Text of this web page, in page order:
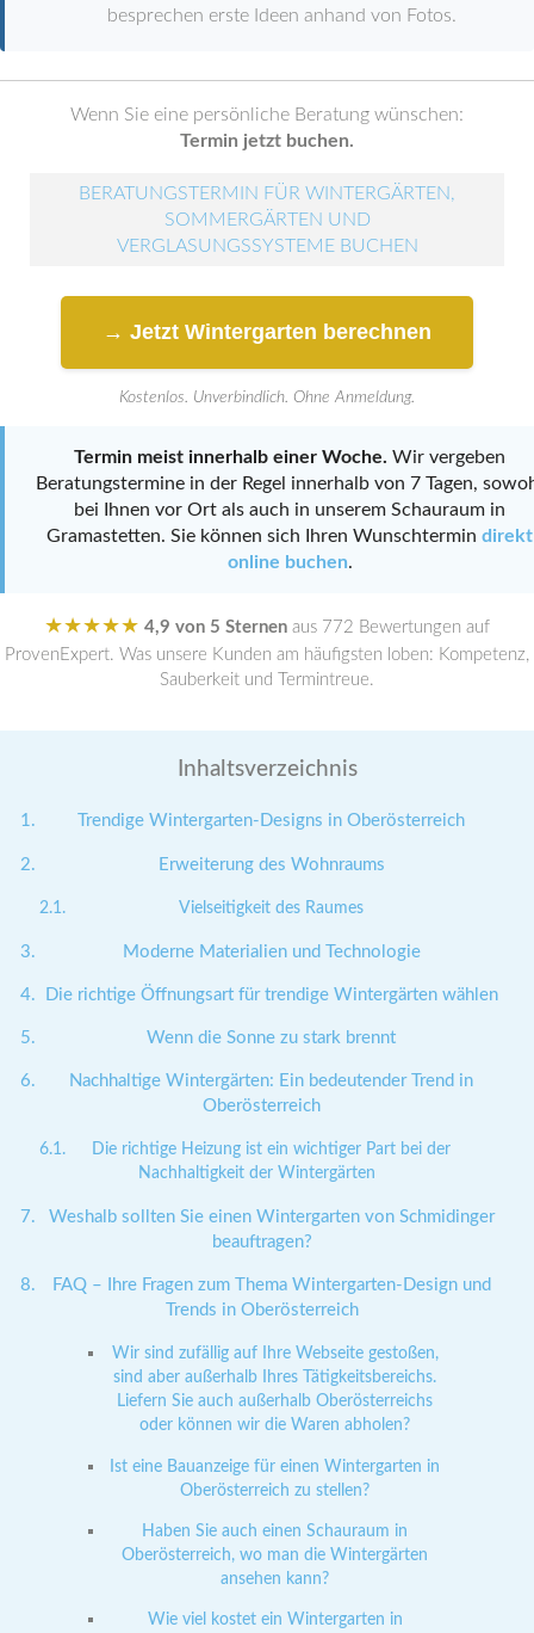
besprechen erste Ideen anhand von Fotos.
Wenn Sie eine persönliche Beratung wünschen:
Termin jetzt buchen.
BERATUNGSTERMIN FÜR WINTERGÄRTEN,
SOMMERGÄRTEN UND
VERGLASUNGSSYSTEME BUCHEN
→ Jetzt Wintergarten berechnen
Kostenlos. Unverbindlich. Ohne Anmeldung.
Termin meist innerhalb einer Woche. Wir vergeben
Beratungstermine in der Regel innerhalb von 7 Tagen,
bei Ihnen vor Ort als auch in unserem Schauraum in
Gramastetten. Sie können sich Ihren Wunschtermin direkt
online buchen.
★★★★★ 4,9 von 5 Sternen aus 772 Bewertungen auf
ProvenExpert. Was unsere Kunden am häufigsten loben: Kompetenz,
Sauberkeit und Termintreue.
Inhaltsverzeichnis
Trendige Wintergarten-Designs in Oberösterreich
Erweiterung des Wohnraums
Vielseitigkeit des Raumes
Moderne Materialien und Technologie
Die richtige Öffnungsart für trendige Wintergärten wählen
Wenn die Sonne zu stark brennt
Nachhaltige Wintergärten: Ein bedeutender Trend in
Oberösterreich
Die richtige Heizung ist ein wichtiger Part bei der
Nachhaltigkeit der Wintergärten
Weshalb sollten Sie einen Wintergarten von Schmidinger
beauftragen?
FAQ – Ihre Fragen zum Thema Wintergarten-Design und
Trends in Oberösterreich
Wir sind zufällig auf Ihre Webseite gestoßen,
sind aber außerhalb Ihres Tätigkeitsbereichs.
Liefern Sie auch außerhalb Oberösterreichs
oder können wir die Waren abholen?
Ist eine Bauanzeige für einen Wintergarten in
Oberösterreich zu stellen?
Haben Sie auch einen Schauraum in
Oberösterreich, wo man die Wintergärten
ansehen kann?
Wie viel kostet ein Wintergarten in